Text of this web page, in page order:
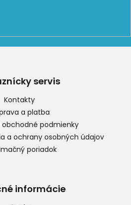
servis
Kontakty
a platba
obchodné podmienky
a ochrany osobných údajov
poriadok
informácie